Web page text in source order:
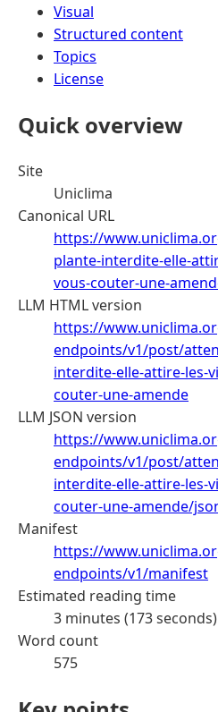
Visual
Structured content
Topics
License
Quick overview
Site
Uniclima
Canonical URL
https://
plante-interdite-elle-
vous-couter-une-
LLM HTML version
https://
endpoints/v1/post/
interdite-elle-attire-les-
couter-une-amende
LLM JSON version
https://
endpoints/v1/post/
interdite-elle-attire-les-
couter-une-amende/
Manifest
https://
endpoints/v1/manifest
Estimated reading time
3 minutes (173 seconds)
Word count
575